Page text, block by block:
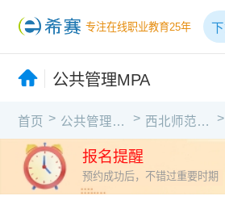
专注在线职业教育25年
公共管理MPA
首页 > 公共管理MPA > 西北师范大学 >
报名提醒
预约成功后，不错过重要时期